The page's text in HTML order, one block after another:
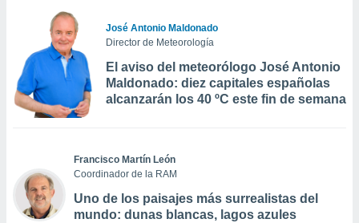
José Antonio Maldonado
Director de Meteorología
El aviso del meteorólogo José Antonio
Maldonado: diez capitales españolas
alcanzarán los 40 ºC este fin de semana
Francisco Martín León
Coordinador de la RAM
Uno de los paisajes más surrealistas del
mundo: dunas blancas, lagos azules